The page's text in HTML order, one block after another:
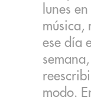
lunes
música,
ese día
modo.